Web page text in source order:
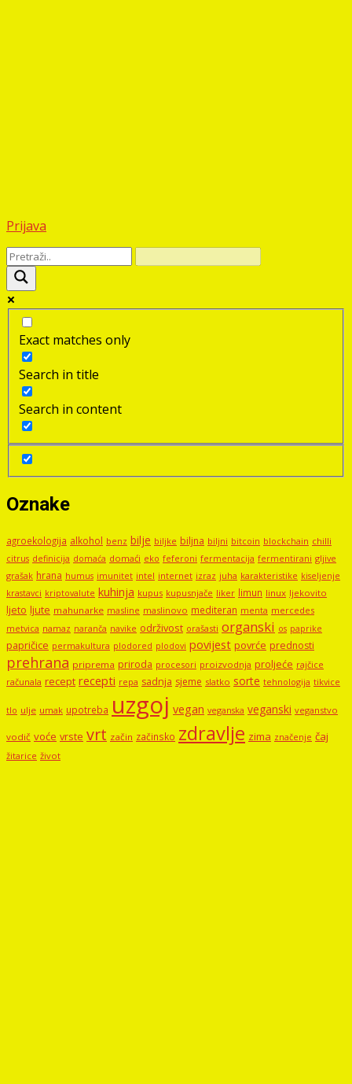
Prijava
Exact matches only
Search in title
Search in content
Oznake
agroekologija alkohol benz bilje biljke biljna biljni bitcoin blockchain chilli
citrus definicija domaća domaći eko feferoni fermentacija fermentirani gljive
grašak hrana humus imunitet intel internet izraz juha karakteristike kiseljenje
krastavci kriptovalute kuhinja kupus kupusnjače liker limun linux ljekovito
ljeto ljute mahunarke masline maslinovo mediteran menta mercedes
metvica namaz naranča navike održivost orašasti organski os paprike
papričice permakultura plodored plodovi povijest povrće prednosti
prehrana priprema priroda procesori proizvodnja proljeće rajčice
računala recept recepti repa sadnja sjeme slatko sorte tehnologija tikvice
tlo ulje umak upotreba uzgoj vegan veganska veganski veganstvo
vodič voće vrste vrt začin začinsko zdravlje zima značenje čaj
žitarice život